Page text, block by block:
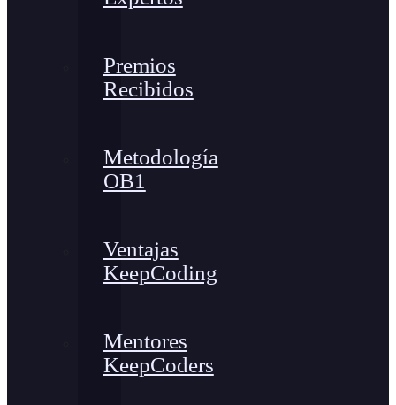
Premios
Recibidos
Metodología
OB1
Ventajas
KeepCoding
Mentores
KeepCoders